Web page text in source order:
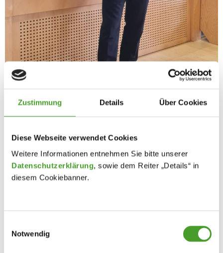
Zustimmung Details Über Cookies
Diese Webseite verwendet Cookies
Weitere Informationen entnehmen Sie bitte unserer
Datenschutzerklärung, sowie dem Reiter „Details“ in
diesem Cookiebanner.
Notwendig